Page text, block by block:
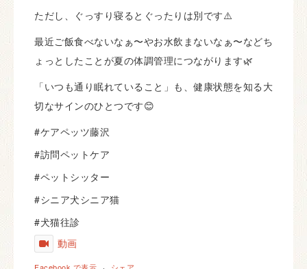
ただし、ぐっすり寝るとぐったりは別です⚠️
最近ご飯食べないなぁ〜やお水飲まないなぁ〜などち
ょっとしたことが夏の体調管理につながります🌿
「いつも通り眠れていること」も、健康状態を知る大
切なサインのひとつです😊
#ケアペッツ藤沢
#訪問ペットケア
#ペットシッター
#シニア犬シニア猫
#犬猫往診
動画